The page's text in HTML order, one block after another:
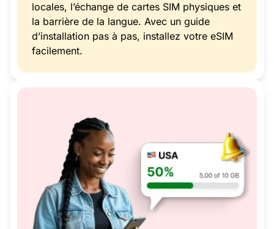
locales, l’échange de cartes SIM physiques et
la barrière de la langue. Avec un guide
d’installation pas à pas, installez votre eSIM
facilement.